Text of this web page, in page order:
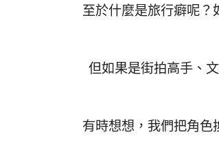
至於什麼是旅行癖呢
但如果是街拍高手、
有時想想，我們把角